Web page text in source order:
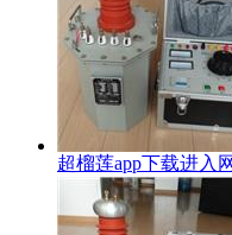
超榴莲app下载进入